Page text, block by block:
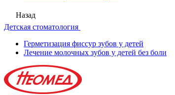
Назад
Детская стоматология
Герметизация фиссур зубов у детей
Лечение молочных зубов у детей без боли